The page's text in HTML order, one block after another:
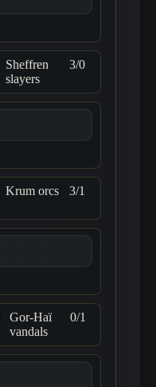
Sheffren
slayers
3/0
Krum orcs 3/1
Gor-Haï
vandals
0/1